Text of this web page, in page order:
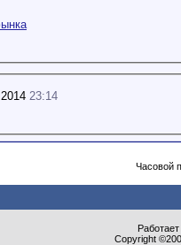
23:14
Часовой
Copyright